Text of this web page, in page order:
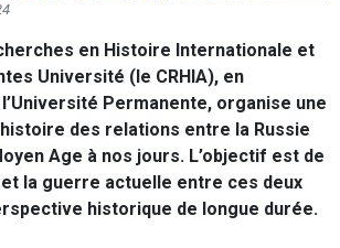
en Histoire Internationale et
Université (le CRHIA), en
Permanente, organise une
des relations entre la Russie
Age à nos jours. L’objectif est de
la guerre actuelle entre ces deux
historique de longue durée.